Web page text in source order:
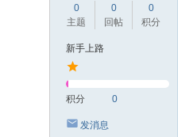
0
主题
0
回帖
0
积分
新手上路
积分 0
发消息